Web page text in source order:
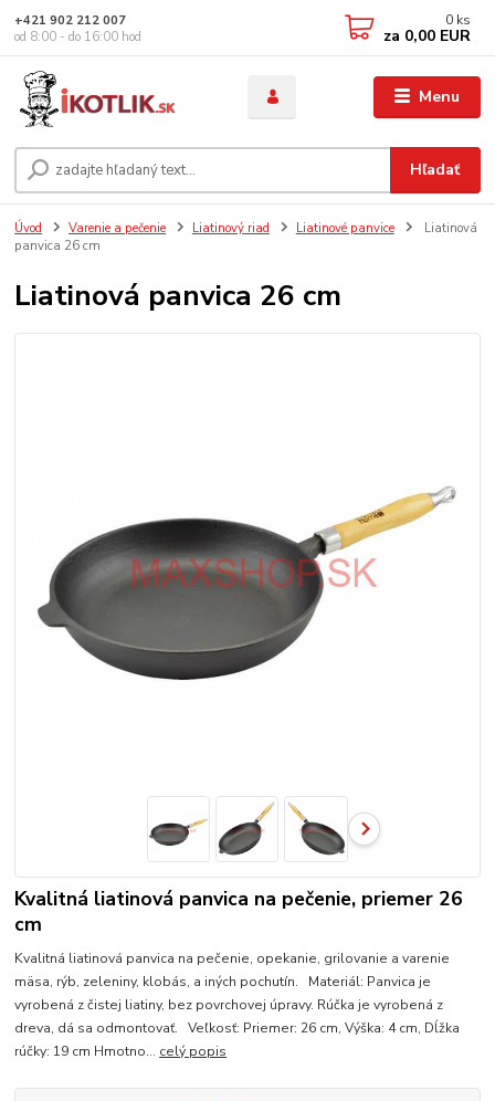
Menu
Hľadať
+421 902 212 007
od 8:00 - do 16:00 hod
0 ks
za 0,00 EUR
Úvod Varenie a pečenie Liatinový riad Liatinové panvice
Liatinová
panvica 26 cm
Liatinová panvica 26 cm
Kvalitná liatinová panvica na pečenie, priemer 26
cm
Kvalitná liatinová panvica na pečenie, opekanie, grilovanie a varenie
mäsa, rýb, zeleniny, klobás, a iných pochutín. Materiál: Panvica je
vyrobená z čistej liatiny, bez povrchovej úpravy. Rúčka je vyrobená z
dreva, dá sa odmontovať. Veľkosť: Priemer: 26 cm, Výška: 4 cm, Dĺžka
rúčky: 19 cm Hmotno... celý popis